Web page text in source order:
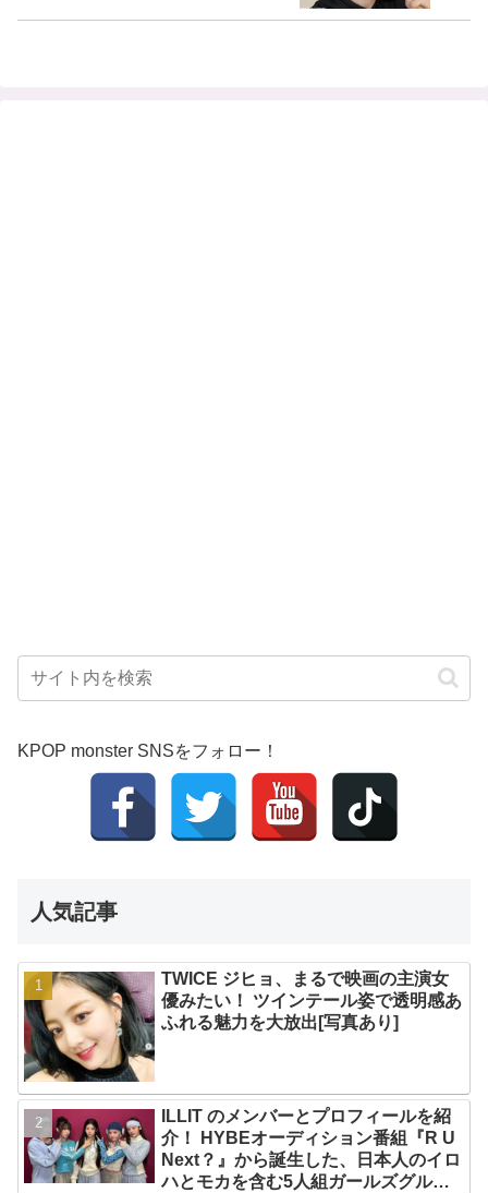
KPOP monster SNSをフォロー！
人気記事
TWICE ジヒョ、まるで映画の主演女
優みたい！ ツインテール姿で透明感あ
ふれる魅力を大放出[写真あり]
ILLIT のメンバーとプロフィールを紹
介！ HYBEオーディション番組『R U
Next？』から誕生した、日本人のイロ
ハとモカを含む5人組ガールズグルー